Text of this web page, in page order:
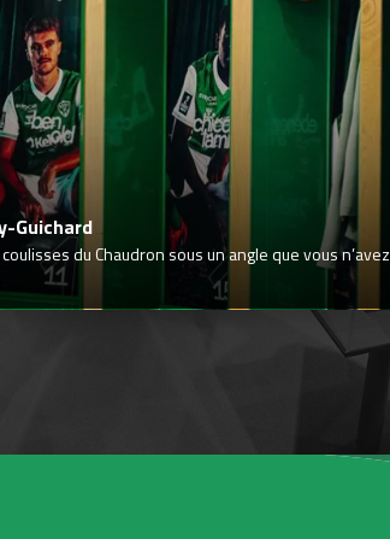
Guichard
du Chaudron sous un angle que vous n’avez